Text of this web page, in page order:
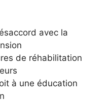
avec la
de réhabilitation
à une éducation